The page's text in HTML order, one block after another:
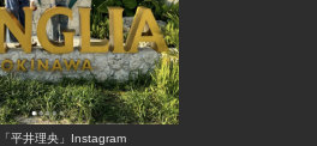
平井理央」Instagram